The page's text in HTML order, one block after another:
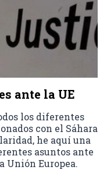
ante la UE
los diferentes
con el Sáhara
he aquí una
asuntos ante
Unión Europea.